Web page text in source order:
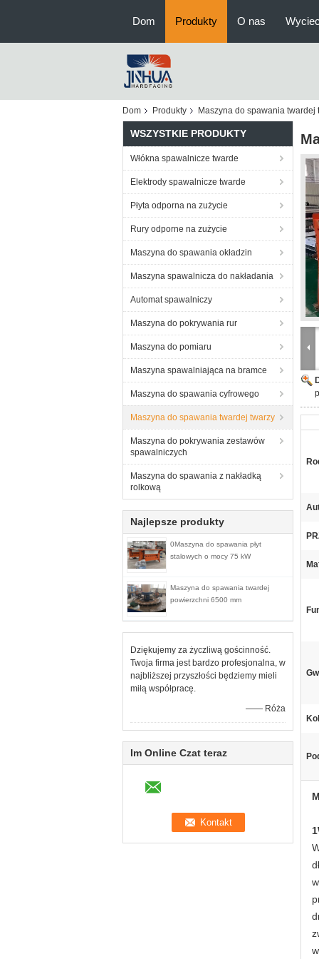
Dom Produkty O nas
Dom Produkty Maszyna do spawania twardej
WSZYSTKIE PRODUKTY
Włókna spawalnicze twarde
Elektrody spawalnicze twarde
Płyta odporna na zużycie
Rury odporne na zużycie
Maszyna do spawania okładzin
Maszyna spawalnicza do nakładania
Automat spawalniczy
Maszyna do pokrywania rur
Maszyna do pomiaru
Maszyna spawalniająca na bramce
Maszyna do spawania cyfrowego
Maszyna do spawania twardej twarzy
Maszyna do pokrywania zestawów
spawalniczych
Maszyna do spawania z nakładką
rolkową
Najlepsze produkty
0Maszyna do spawania płyt
stalowych o mocy 75 kW
Maszyna do spawania twardej
powierzchni 6500 mm
Dziękujemy za życzliwą gościnność.
Twoja firma jest bardzo profesjonalna, w
najbliższej przyszłości będziemy mieli
miłą współpracę.
—— Róża
Im Online Czat teraz